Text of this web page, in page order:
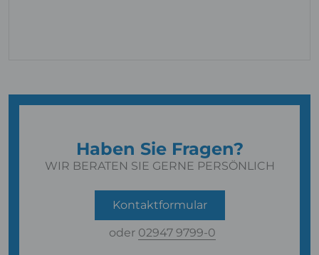
Haben Sie Fragen?
WIR BERATEN SIE GERNE PERSÖNLICH
Kontaktformular
oder 02947 9799-0